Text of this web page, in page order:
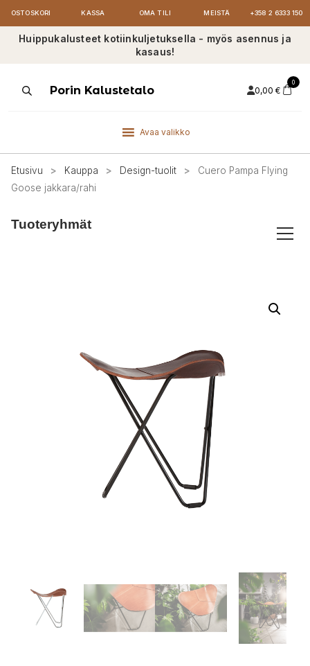
OSTOSKORI KASSA OMA TILI MEISTÄ +358 2 6333 150
Huippukalusteet kotiinkuljetuksella - myös asennus ja
kasaus!
ProductsPorin Kalustetalo 0,00 €
0
Avaa valikko
Etusivu > Kauppa > Design-tuolit >
Cuero Pampa Flying
Goose jakkara/rahi
Tuoteryhmät